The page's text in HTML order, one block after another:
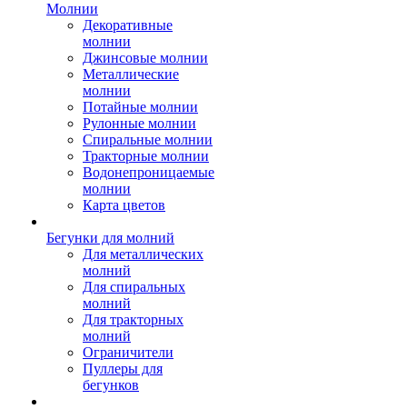
Молнии
Декоративные
молнии
Джинсовые молнии
Металлические
молнии
Потайные молнии
Рулонные молнии
Спиральные молнии
Тракторные молнии
Водонепроницаемые
молнии
Карта цветов
Бегунки для молний
Для металлических
молний
Для спиральных
молний
Для тракторных
молний
Ограничители
Пуллеры для
бегунков